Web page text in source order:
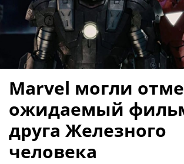
Marvel могли
ожидаемый
друга Железного
человека